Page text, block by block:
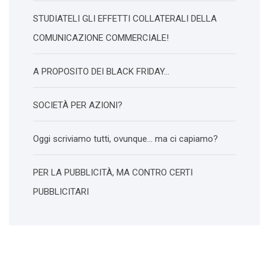
STUDIATELI GLI EFFETTI COLLATERALI DELLA
COMUNICAZIONE COMMERCIALE!
A PROPOSITO DEI BLACK FRIDAY…
SOCIETÀ PER AZIONI?
Oggi scriviamo tutti, ovunque… ma ci capiamo?
PER LA PUBBLICITÀ, MA CONTRO CERTI
PUBBLICITARI